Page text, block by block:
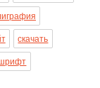
скачать